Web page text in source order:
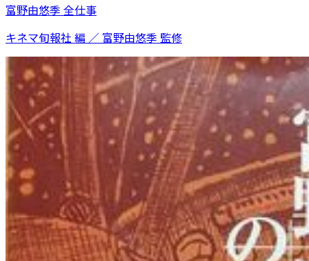
富野由悠季 全仕事
キネマ旬報社 編 ／ 富野由悠季 監修